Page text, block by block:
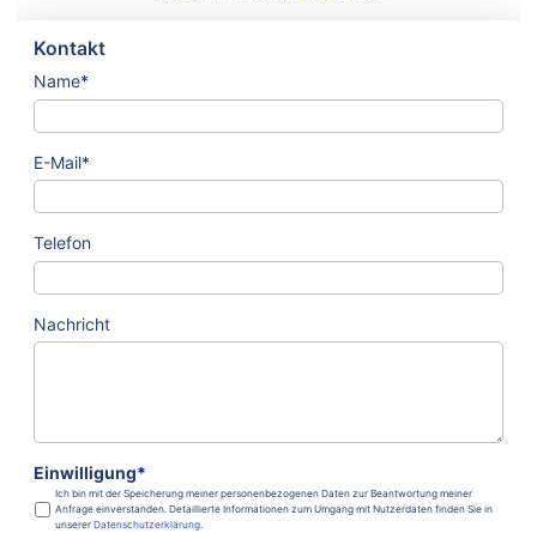
Kontakt
Name*
E-Mail*
Telefon
Nachricht
Einwilligung*
Ich bin mit der Speicherung meiner personenbezogenen Daten zur Beantwortung meiner
Anfrage einverstanden. Detaillierte Informationen zum Umgang mit Nutzerdaten finden Sie in
unserer Datenschutzerklärung.